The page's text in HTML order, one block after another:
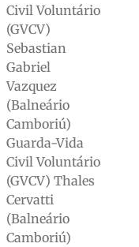
Civil Voluntário
(GVCV)
Sebastian
Gabriel
Vazquez
(Balneário
Camboriú)
Guarda-Vida
Civil Voluntário
(GVCV) Thales
Cervatti
(Balneário
Camboriú)